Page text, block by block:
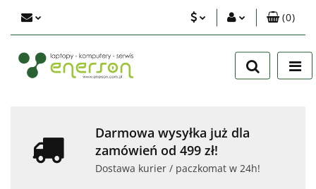
Zaloguj się
Zarejestruj się
(0)
Darmowa wysyłka już dla
zamówień od 499 zł!
Dostawa kurier / paczkomat w 24h!